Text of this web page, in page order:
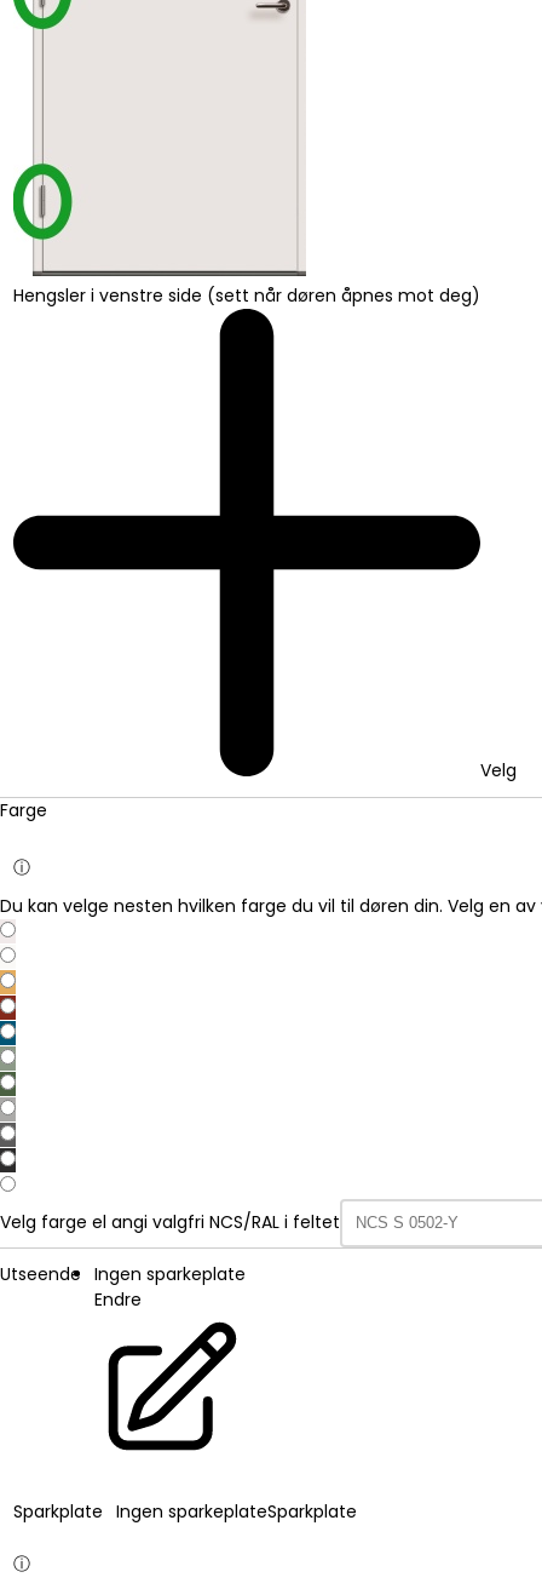
Hengsler i venstre side (sett når døren åpnes mot deg)
Velg
Farge
ⓘ
Du kan velge nesten hvilken farge du vil til døren din. Velg en
Velg farge el angi valgfri NCS/RAL i feltet
Utseende
Ingen sparkeplate
Endre
Sparkplate Ingen sparkeplateSparkplate
ⓘ